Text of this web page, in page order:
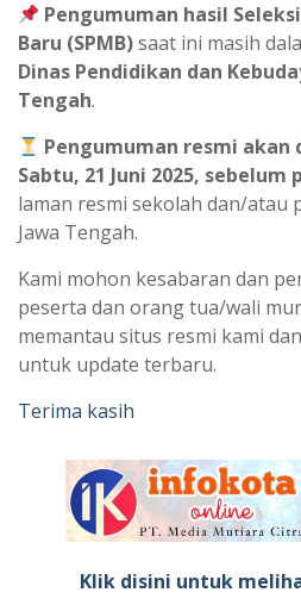
Pengumuman hasil
Baru (SPMB)saat ini masih
Dinas Pendidikan dan
Tengah.
Pengumuman resmi akan
Sabtu, 21 Juni 2025, sebelum
laman resmi sekolah dan/atau
Jawa Tengah.
Kami mohon kesabaran dan
peserta dan orang tua/wali
memantau situs resmi kami
untuk update terbaru.
Terima kasih
Klik disini untuk